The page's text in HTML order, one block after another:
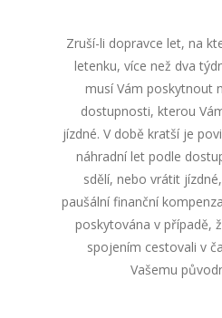
Zruší-li dopravce let, na
letenku, více než dva
musí Vám poskytnout
dostupnosti, kterou
jízdné. V době kratší je
náhradní let podle
sdělí, nebo vrátit
paušální finanční
poskytována v případě,
spojením cestovali v
Vašemu